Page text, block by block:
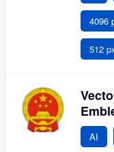
4096
512
AI